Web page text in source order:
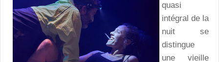
quasi
intégral de la
nuit se
distingue
une vieille